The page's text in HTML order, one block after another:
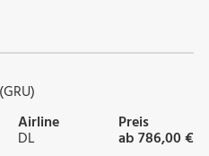
Airline
DL
Preis
ab 786,00 €